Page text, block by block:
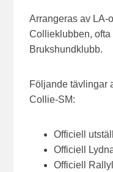
Arrangeras av LA-
Collieklubben, ofta
Brukshundklubb.
Följande tävlingar
Collie-SM:
Officiell
Officiell
Officiell